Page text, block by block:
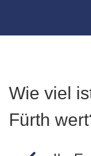
Wie viel
Fürth